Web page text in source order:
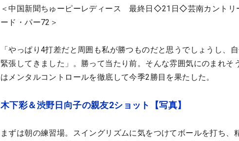
＜中国新聞ちゅーピーレディース 最終日◇21日◇芸南カント
ード・パー72＞
「やっぱり4打差だと周囲も私が勝つものだと思うでしょうし、
緊張してきました」。勝って当たり前。そんな雰囲気にのまれそ
はメンタルコントロールを徹底して今季2勝目を果たした。
木下彩＆渋野日向子の親友2ショット【写真】
まずは朝の練習場。スイングリズムに気をつけてボールを打ち、